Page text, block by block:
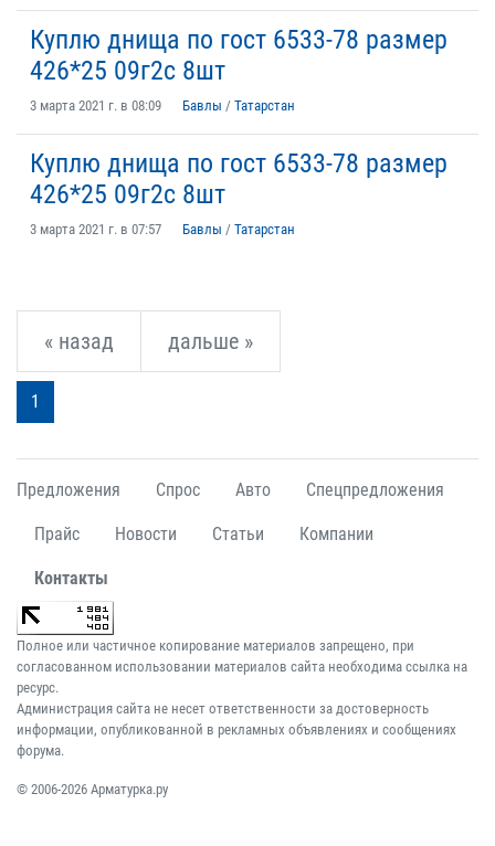
Куплю днища по гост 6533-78 размер
426*25 09г2с 8шт
3 марта 2021 г. в 08:09 Бавлы / Татарстан
Куплю днища по гост 6533-78 размер
426*25 09г2с 8шт
3 марта 2021 г. в 07:57 Бавлы / Татарстан
« назад дальше »
1
Предложения Спрос Авто Спецпредложения
Прайс Новости Статьи Компании
Контакты
Полное или частичное копирование материалов запрещено, при
согласованном использовании материалов сайта необходима ссылка на
ресурс.
Администрация сайта не несет ответственности за достоверность
информации, опубликованной в рекламных объявлениях и сообщениях
форума.
© 2006-2026 Арматурка.ру